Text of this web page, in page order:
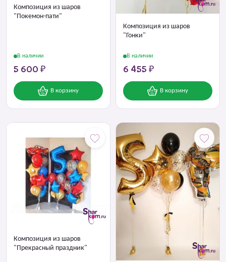
Композиция из шаров
"Покемон-пати"
В наличии
5 600 ₽
В корзину
Композиция из шаров
"Гонки"
В наличии
6 455 ₽
В корзину
Композиция из шаров
"Прекрасный праздник"